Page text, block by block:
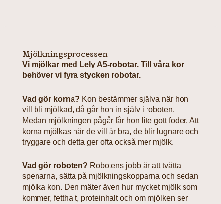
Mjölkningsprocessen
Vi mjölkar med Lely A5-robotar. Till våra kor
behöver vi fyra stycken robotar.
Vad gör korna? Kon bestämmer själva när hon
vill bli mjölkad, då går hon in själv i roboten.
Medan mjölkningen pågår får hon lite gott foder. Att
korna mjölkas när de vill är bra, de blir lugnare och
tryggare och detta ger ofta också mer mjölk.
Vad gör roboten? Robotens jobb är att tvätta
spenarna, sätta på mjölkningskopparna och sedan
mjölka kon. Den mäter även hur mycket mjölk som
kommer, fetthalt, proteinhalt och om mjölken ser